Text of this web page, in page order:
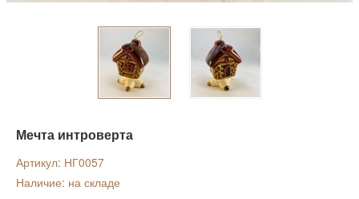
Мечта интроверта
Артикул: НГ0057
Наличие: на складе